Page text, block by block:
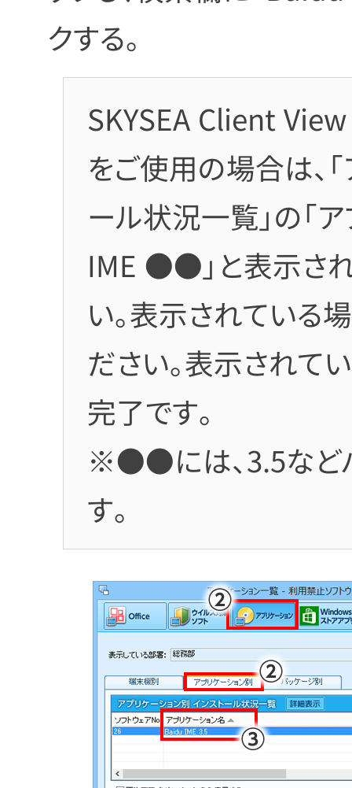
クする。
SKYSEA Client
をご使用の場合は、
ール状況一覧」の「
IME ●●」と表示さ
い。表示されている
ださい。表示されて
完了です。
※●●には、3.5など
す。